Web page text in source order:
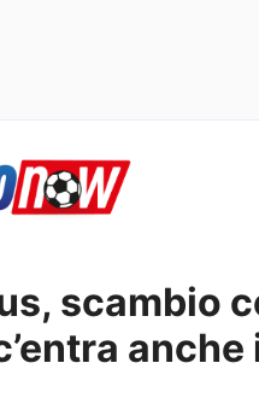
scambio
anche